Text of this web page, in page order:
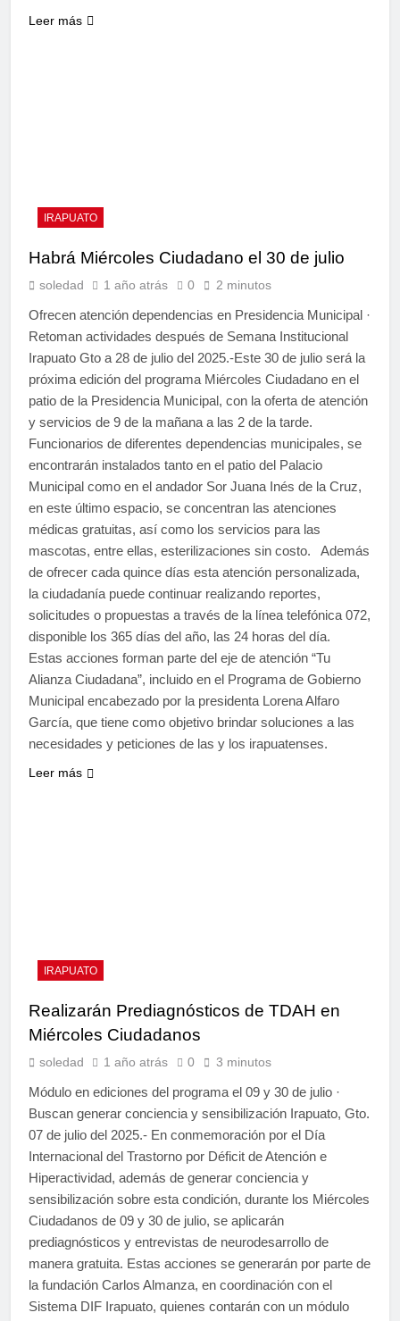
Leer más
IRAPUATO
Habrá Miércoles Ciudadano el 30 de julio
soledad 1 año atrás 0 2 minutos
Ofrecen atención dependencias en Presidencia Municipal ·
Retoman actividades después de Semana Institucional
Irapuato Gto a 28 de julio del 2025.-Este 30 de julio será la
próxima edición del programa Miércoles Ciudadano en el
patio de la Presidencia Municipal, con la oferta de atención
y servicios de 9 de la mañana a las 2 de la tarde.
Funcionarios de diferentes dependencias municipales, se
encontrarán instalados tanto en el patio del Palacio
Municipal como en el andador Sor Juana Inés de la Cruz,
en este último espacio, se concentran las atenciones
médicas gratuitas, así como los servicios para las
mascotas, entre ellas, esterilizaciones sin costo. Además
de ofrecer cada quince días esta atención personalizada,
la ciudadanía puede continuar realizando reportes,
solicitudes o propuestas a través de la línea telefónica 072,
disponible los 365 días del año, las 24 horas del día.
Estas acciones forman parte del eje de atención “Tu
Alianza Ciudadana”, incluido en el Programa de Gobierno
Municipal encabezado por la presidenta Lorena Alfaro
García, que tiene como objetivo brindar soluciones a las
necesidades y peticiones de las y los irapuatenses.
Leer más
IRAPUATO
Realizarán Prediagnósticos de TDAH en
Miércoles Ciudadanos
soledad 1 año atrás 0 3 minutos
Módulo en ediciones del programa el 09 y 30 de julio ·
Buscan generar conciencia y sensibilización Irapuato, Gto.
07 de julio del 2025.- En conmemoración por el Día
Internacional del Trastorno por Déficit de Atención e
Hiperactividad, además de generar conciencia y
sensibilización sobre esta condición, durante los Miércoles
Ciudadanos de 09 y 30 de julio, se aplicarán
prediagnósticos y entrevistas de neurodesarrollo de
manera gratuita. Estas acciones se generarán por parte de
la fundación Carlos Almanza, en coordinación con el
Sistema DIF Irapuato, quienes contarán con un módulo